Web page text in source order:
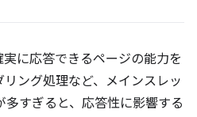
に応答できるページの能力を
ング処理など、メインスレッ
多すぎると、応答性に影響する